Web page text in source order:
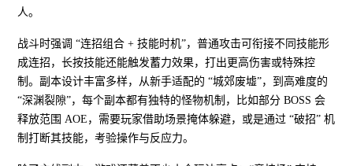
人。
战斗时强调 “连招组合 + 技能时机”，普通攻击可衔接不同技能形
成连招，长按技能还能触发蓄力效果，打出更高伤害或特殊控
制。副本设计丰富多样，从新手适配的 “城郊废墟”，到高难度的
“深渊裂隙”，每个副本都有独特的怪物机制，比如部分 BOSS 会
释放范围 AOE，需要玩家借助场景掩体躲避，或是通过 “破招” 机
制打断其技能，考验操作与反应力。